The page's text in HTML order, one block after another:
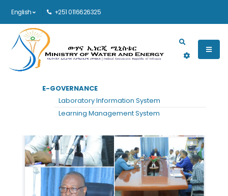
English +251 0116626325
Main navigation
E-GOVERNANCE
Laboratory Information System
Learning Management System